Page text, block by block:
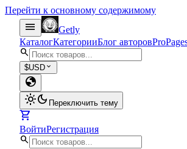
Перейти к основному содержимому
menu
Getly
КаталогКатегорииБлог авторовPro
search
$USD expand_more
globe
light_modedark_mode Переключить тему
shopping_cart
ВойтиРегистрация
search